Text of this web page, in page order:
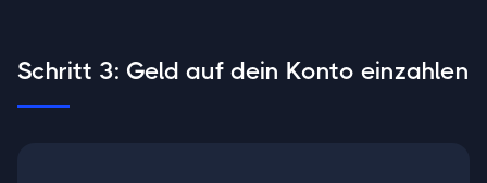
Schritt 3: Geld auf dein Konto einzahlen